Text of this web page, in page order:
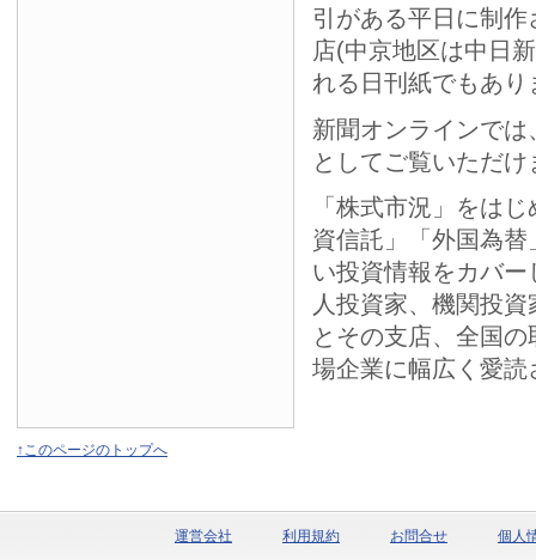
引がある平日に制
店(中京地区は中日
れる日刊紙でもあり
新聞オンラインで
としてご覧いただけ
「株式市況」をは
資信託」「外国為
い投資情報をカバ
人投資家、機関投
とその支店、全国
場企業に幅広く愛読
↑このページのトップへ
運営会社 利用規約 お問合せ 個人